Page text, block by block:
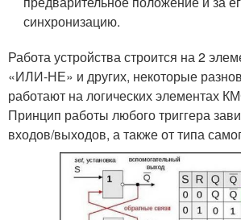
синхронизацию.
Работа устройства строится на 2
«ИЛИ-НЕ» и других, некоторые
работают на логических элементах
Принцип работы любого триггера
входов/выходов, а также от типа